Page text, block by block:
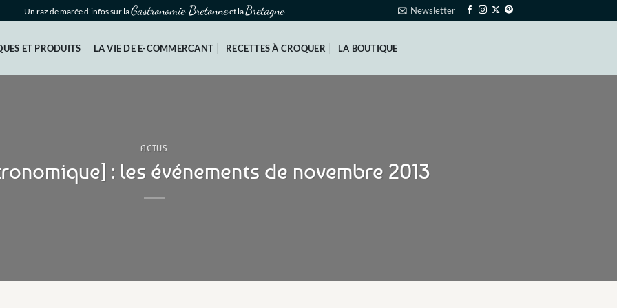
Un raz de marée d'infos sur laGastronomie Bretonneet laBretagne Newsletter
ET PRODUITS LA VIE DE E-COMMERCANT RECETTES À CROQUER LA BOUTIQUE
ACTUS
: les événements de novembre 2013